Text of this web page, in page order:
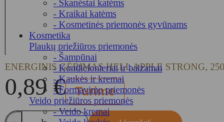
- Skanėstai katėms
- Kraikai katėms
- Kosmetinės priemonės gyvūnams
Kosmetika
Plaukų priežiūros priemonės
- Šampūnai
- Kondicionieriai ir balzamai
- Kaukės ir kremai
- Formavimo priemonės
Veido priežiūros priemonės
- Veido kremai
ENERGINIS GĖRIMAS HELL APPLE STRONG,
0,89 € Turime
produkto